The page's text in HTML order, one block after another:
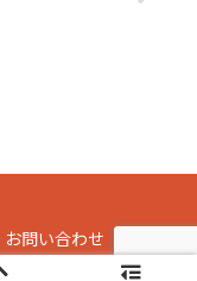
お問い合わせ